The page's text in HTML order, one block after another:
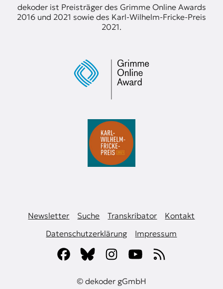
dekoder ist Preisträger des Grimme Online Awards
2016 und 2021 sowie des Karl-Wilhelm-Fricke-Preis
2021.
Newsletter Suche Transkribator
Kontakt
Datenschutzerklärung
Impressum
© dekoder gGmbH